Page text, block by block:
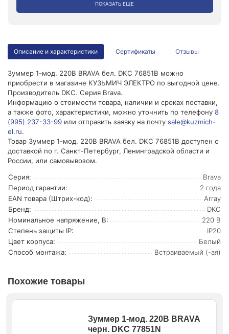
ПОКАЗАТЬ ЕЩЕ
Описание и характеристики Сертификаты Отзывы
Зуммер 1-мод. 220В BRAVA бел. DKC 76851B можно
приобрести в магазине КУЗЬМИЧ ЭЛЕКТРО по выгодной цене.
Производитель DKC. Серия Brava.
Информацию о стоимости товара, наличии и сроках поставки,
а также фото, характеристики, можно уточнить по телефону 8
(995) 237-33-99 или отправить заявку на почту sale@kuzmich-
el.ru.
Товар Зуммер 1-мод. 220В BRAVA бел. DKC 76851B доступен с
доставкой по г. Санкт-Петербург, Ленинградской области и
России, или самовывозом.
Серия:
Brava
Период гарантии:
2 года
EAN товара (Штрих-код):
Array
Бренд:
DKC
Номинальное напряжение, В:
220 В
Степень защиты IP:
IP20
Цвет корпуса:
Белый
Способ монтажа:
Встраиваемый (-ая)
Похожие товары
Зуммер 1-мод. 220В BRAVA
черн. DKC 77851N